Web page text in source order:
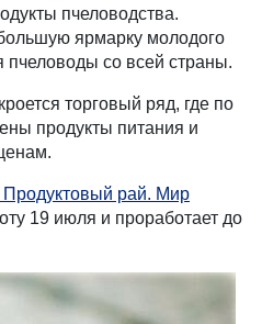
пчеловодства.
ярмарку молодого
пчеловоды со всей страны.
торговый ряд, где по
продукты питания и
рай. Мир
19 июля и проработает до